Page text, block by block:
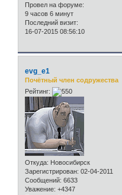
Провел на форуме:
9 часов 6 минут
Последний визит:
16-07-2015 08:56:10
evg_e1
Почётный член содружества
Рейтинг:
Откуда: Новосибирск
Зарегистрирован: 02-04-2011
Сообщений: 6633
Уважение: +4347